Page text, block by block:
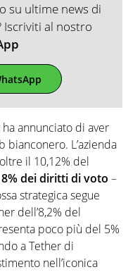
su ultime news di
Iscriviti al nostro
annunciato di aver
L’azienda
il 10,12% del
dei diritti di voto –
strategica segue
dell’8,2% del
poco più del 5%
a Tether di
nell’iconica